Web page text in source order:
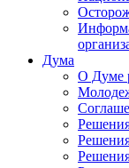
Дума
О Думе